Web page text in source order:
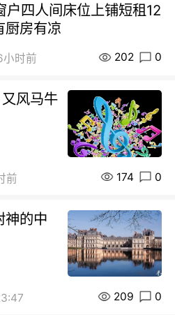
四人间床位上铺短租12
厨房有凉
小时前 202 0
风马牛
前 174 0
神的中
209 0